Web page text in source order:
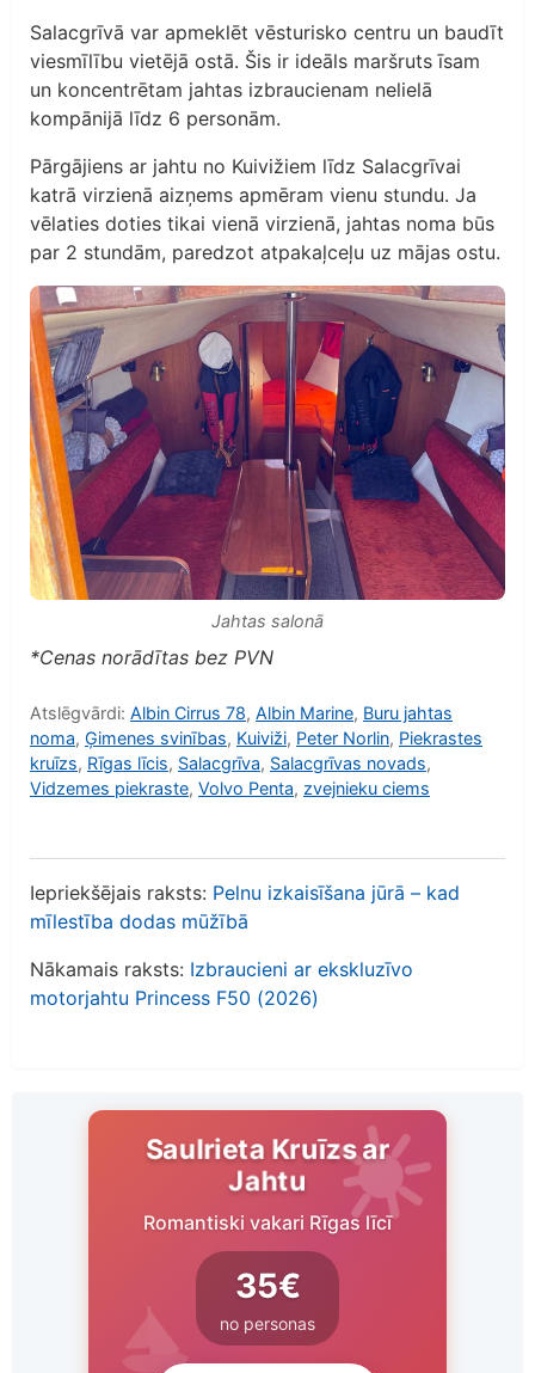
Salacgrīvā var apmeklēt vēsturisko centru un baudīt
viesmīlību vietējā ostā. Šis ir ideāls maršruts īsam
un koncentrētam jahtas izbraucienam nelielā
kompānijā līdz 6 personām.
Pārgājiens ar jahtu no Kuivižiem līdz Salacgrīvai
katrā virzienā aizņems apmēram vienu stundu. Ja
vēlaties doties tikai vienā virzienā, jahtas noma būs
par 2 stundām, paredzot atpakaļceļu uz mājas ostu.
Jahtas salonā
*Cenas norādītas bez PVN
Atslēgvārdi: Albin Cirrus 78, Albin Marine, Buru jahtas
noma, Ģimenes svinības, Kuiviži, Peter Norlin, Piekrastes
kruīzs, Rīgas līcis, Salacgrīva, Salacgrīvas novads,
Vidzemes piekraste, Volvo Penta, zvejnieku ciems
Iepriekšējais raksts: Pelnu izkaisīšana jūrā – kad
mīlestība dodas mūžībā
Nākamais raksts: Izbraucieni ar ekskluzīvo
motorjahtu Princess F50 (2026)
Saulrieta Kruīzs ar
Jahtu
Romantiski vakari Rīgas līcī
35€
no personas